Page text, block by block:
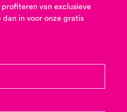
van exclusieve
dan in voor onze gratis